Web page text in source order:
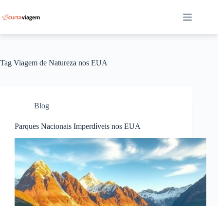
para
o
Tag Viagem de Natureza nos EUA
Blog
Parques Nacionais Imperdíveis nos EUA